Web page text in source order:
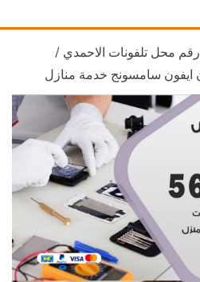
رقم محل تلفونات الاحمدي /